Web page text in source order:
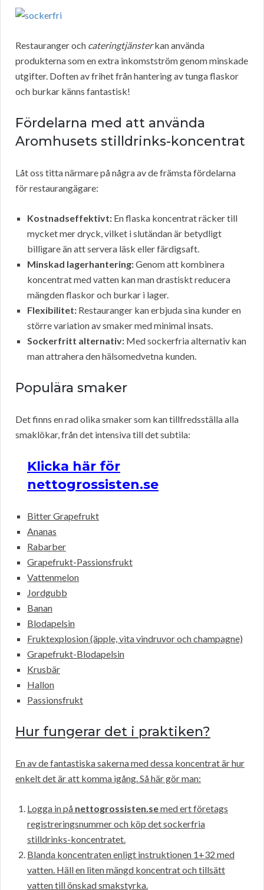
Restauranger och cateringtjänsterkan använda
produkterna som en extra inkomstström genom minskade
utgifter. Doften av frihet från hantering av tunga flaskor
och burkar känns fantastisk!
Fördelarna med att använda
Aromhusets stilldrinks-koncentrat
Låt oss titta närmare på några av de främsta fördelarna
för restaurangägare:
Kostnadseffektivt: En flaska koncentrat räcker till
mycket mer dryck, vilket i slutändan är betydligt
billigare än att servera läsk eller färdigsaft.
Minskad lagerhantering:Genom att kombinera
koncentrat med vatten kan man drastiskt reducera
mängden flaskor och burkar i lager.
Flexibilitet: Restauranger kan erbjuda sina kunder en
större variation av smaker med minimal insats.
Sockerfritt alternativ: Med sockerfria alternativ kan
man attrahera den hälsomedvetna kunden.
Populära smaker
Det finns en rad olika smaker som kan tillfredsställa alla
smaklökar, från det intensiva till det subtila:
Klicka här för
nettogrossisten.se
Bitter Grapefrukt
Ananas
Rabarber
Grapefrukt-Passionsfrukt
Vattenmelon
Jordgubb
Banan
Blodapelsin
Fruktexplosion (äpple, vita vindruvor och champagne)
Grapefrukt-Blodapelsin
Krusbär
Hallon
Passionsfrukt
Hur fungerar det i praktiken?
En av de fantastiska sakerna med dessa koncentrat är hur
enkelt det är att komma igång. Så här gör man:
Logga in på nettogrossisten.semed ert företags
registreringsnummer och köp det sockerfria
stilldrinks-koncentratet.
Blanda koncentraten enligt instruktionen 1+32 med
vatten. Häll en liten mängd koncentrat och tillsätt
vatten till önskad smakstyrka.